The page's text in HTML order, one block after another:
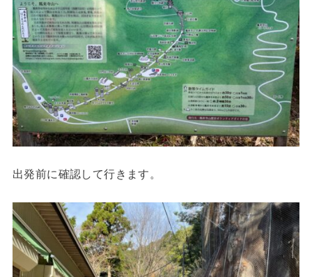
出発前に確認して行きます。